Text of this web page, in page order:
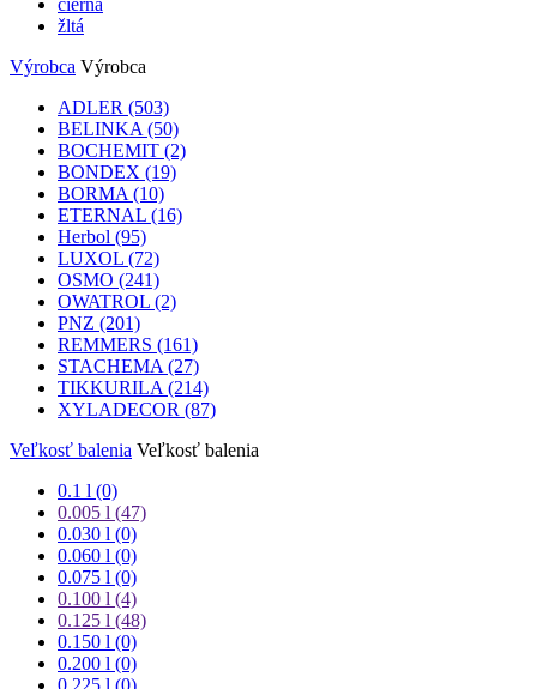
žltá
Výrobca Výrobca
ADLER (503)
BELINKA (50)
BOCHEMIT (2)
BONDEX (19)
BORMA (10)
ETERNAL (16)
Herbol (95)
LUXOL (72)
OSMO (241)
OWATROL (2)
PNZ (201)
REMMERS (161)
STACHEMA (27)
TIKKURILA (214)
XYLADECOR (87)
Veľkosť balenia Veľkosť balenia
0.1 l (0)
0.005 l (47)
0.030 l (0)
0.060 l (0)
0.075 l (0)
0.100 l (4)
0.125 l (48)
0.150 l (0)
0.200 l (0)
0.225 l (0)